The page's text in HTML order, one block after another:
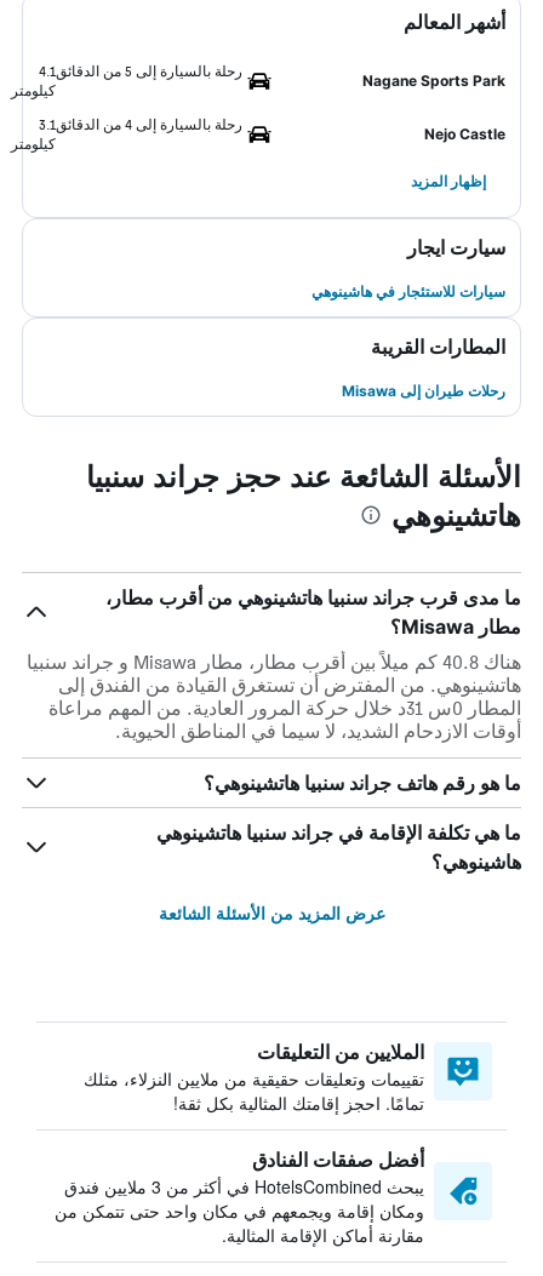
أشهر المعالم
Nagane Sports Park
رحلة بالسيارة إلى 5 من الدقائق
4.1
كيلومتر
Nejo Castle
رحلة بالسيارة إلى 4 من الدقائق
3.1
كيلومتر
إظهار المزيد
سيارت ايجار
سيارات للاستئجار في هاشينوهي
المطارات القريبة
رحلات طيران إلى Misawa
الأسئلة الشائعة عند حجز جراند سنبيا
هاتشينوهي
ما مدى قرب جراند سنبيا هاتشينوهي من أقرب مطار،
مطار Misawa؟
هناك 40.8 كم ميلاً بين أقرب مطار، مطار Misawa و جراند سنبيا
هاتشينوهي. من المفترض أن تستغرق القيادة من الفندق إلى
المطار 0س 31د خلال حركة المرور العادية. من المهم مراعاة
أوقات الازدحام الشديد، لا سيما في المناطق الحيوية.
ما هو رقم هاتف جراند سنبيا هاتشينوهي؟
ما هي تكلفة الإقامة في جراند سنبيا هاتشينوهي
هاشينوهي؟
عرض المزيد من الأسئلة الشائعة
الملايين من التعليقات
تقييمات وتعليقات حقيقية من ملايين النزلاء، مثلك
تمامًا. احجز إقامتك المثالية بكل ثقة!
أفضل صفقات الفنادق
يبحث HotelsCombined في أكثر من 3 ملايين فندق
ومكان إقامة ويجمعهم في مكان واحد حتى تتمكن من
مقارنة أماكن الإقامة المثالية.